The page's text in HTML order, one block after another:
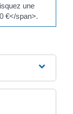
une
€</span>.